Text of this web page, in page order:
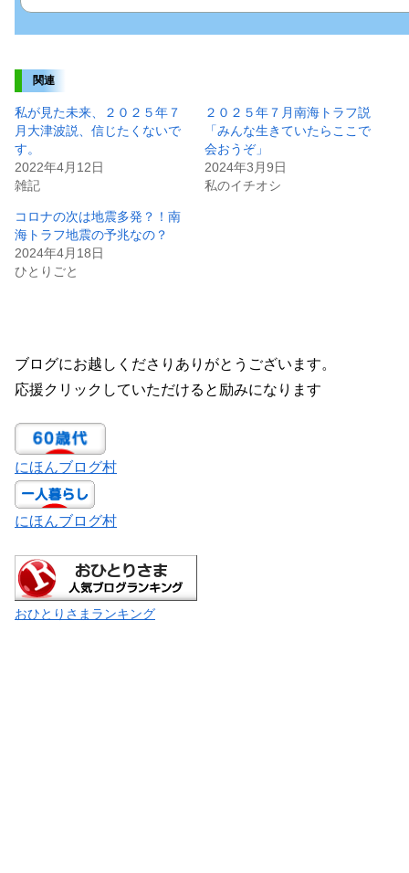
関連
私が見た未来、２０２５年７
月大津波説、信じたくないで
す。
2022年4月12日
雑記
２０２５年７月南海トラフ説
「みんな生きていたらここで
会おうぞ」
2024年3月9日
私のイチオシ
コロナの次は地震多発？！南
海トラフ地震の予兆なの？
2024年4月18日
ひとりごと
ブログにお越しくださりありがとうございます。
応援クリックしていただけると励みになります
にほんブログ村
にほんブログ村
おひとりさまランキング